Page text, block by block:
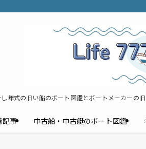
年式の旧い船のボート図鑑とボートメーカーの
記事 中古船・中古艇のボート図鑑